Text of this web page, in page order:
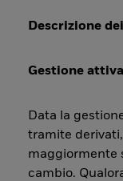
Descrizione
Gestione
Data la
tramite
maggiormente
cambio.